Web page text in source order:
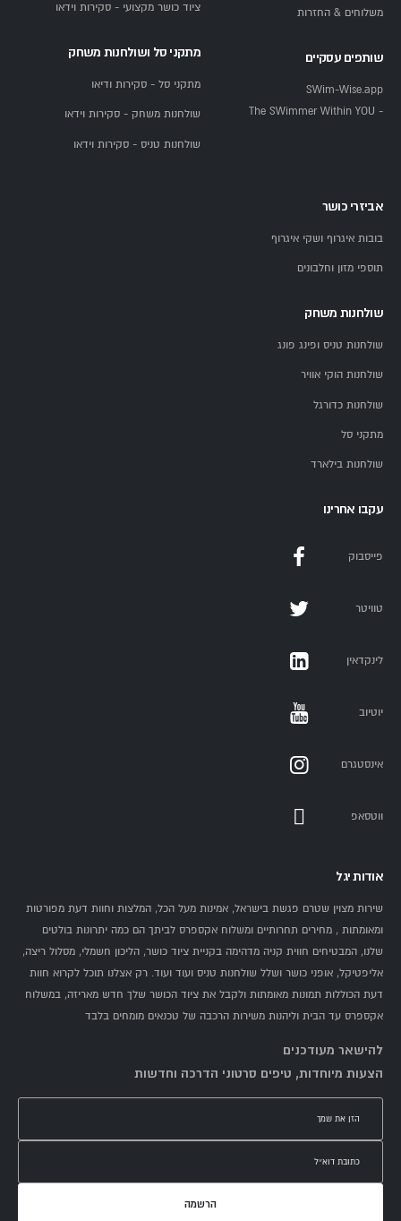
משלוחים & החזרות
שותפים עסקיים
SWim-Wise.app
- The SWimmer Within YOU
ציוד כושר מקצועי - סקירות וידאו
מתקני סל ושולחנות משחק
מתקני סל - סקירות ודיאו
שולחנות משחק - סקירות וידאו
שולחנות טניס - סקירות וידאו
אביזרי כושר
בובות איגרוף ושקי איגרוף
תוספי מזון וחלבונים
שולחנות משחק
שולחנות טניס ופינג פונג
שולחנות הוקי אוויר
שולחנות כדורגל
מתקני סל
שולחנות בילארד
עקבו אחרינו
פייסבוק
טוויטר
לינקדאין
יוטיוב
אינסטגרם
ווטסאפ
אודות יגל
שירות מצוין שטרם פגשת בישראל, אמינות מעל הכל, המלצות וחוות דעת מפורטות
ומאומתות , מחירים תחרותיים ומשלוח אקספרס לביתך הם כמה יתרונות בולטים
שלנו, המבטיחים חווית קניה מדהימה בקניית ציוד כושר, הליכון חשמלי, מסלול ריצה,
אליפטיקל, אופני כושר ושלל שולחנות טניס ועוד ועוד. רק אצלנו תוכל לקרוא חוות
דעת הכוללות תמונות מאומתות ולקבל את ציוד הכושר שלך חדש מאריזה, במשלוח
אקספרס עד הבית וליהנות משירות הרכבה של טכנאים מומחים בלבד
להישאר מעודכנים
הצעות מיוחדות, טיפים סרטוני הדרכה וחדשות
הרשמה